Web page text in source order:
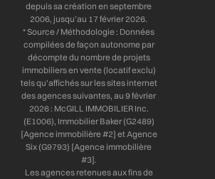
depuis sa création en septembre
2006, jusqu’au 17 février 2026.
* Source / Méthodologie : Données
compilées de façon autonome par
décompte du nombre de projets
immobiliers en vente (locatif exclu)
tels qu’affichés sur les sites internet
des agences suivantes, au 9 février
2026 : McGILL IMMOBILIER Inc.
(E1006), Immobilier Baker (G2489)
[Agence immobilière #2] et Agence
Six (G9793) [Agence immobilière
#3].
Les agences retenues aux fins de